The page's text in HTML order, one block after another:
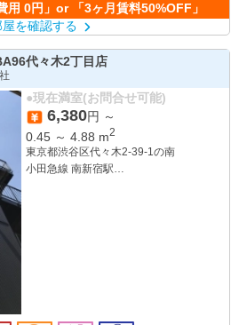
用 0円」or 「3ヶ月賃料50%OFF」
屋を確認する
代々木2丁目店
●現在満室(お問合せ可能)
6,380円 ～
0.45 ～ 4.88 m2
東京都渋谷区代々木2-39-1の南
小田急線 南新宿駅